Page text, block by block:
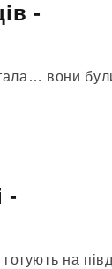
-
вони
-
на